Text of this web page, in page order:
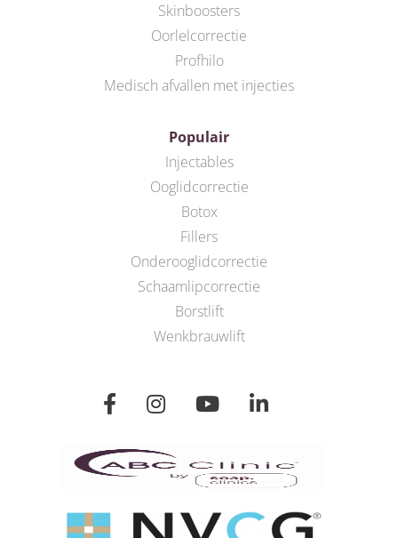
Skinboosters
Oorlelcorrectie
Profhilo
Medisch afvallen met injecties
Populair
Injectables
Ooglidcorrectie
Botox
Fillers
Onderooglidcorrectie
Schaamlipcorrectie
Borstlift
Wenkbrauwlift